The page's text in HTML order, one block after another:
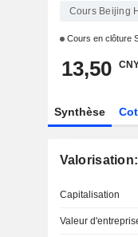
Cours Beijing
Cours en clôture
13,50
Synthèse
Capitalisation
Valeur